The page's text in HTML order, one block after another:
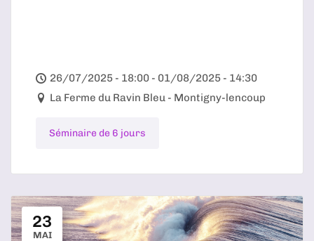
26/07/2025 - 18:00 - 01/08/2025 - 14:30
La Ferme du Ravin Bleu - Montigny-lencoup
Séminaire de 6 jours
23
MAI